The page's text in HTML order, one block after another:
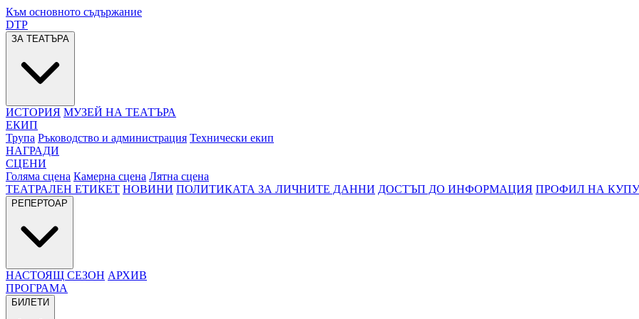
Към основното съдържание
DTP
ЗА ТЕАТЪРА
ИСТОРИЯ МУЗЕЙ НА ТЕАТЪРА
ЕКИП
Трупа Ръководство и администрация Технически екип
НАГРАДИ
СЦЕНИ
Голяма сцена Камерна сцена Лятна сцена
ТЕАТРАЛЕН ЕТИКЕТ НОВИНИ ПОЛИТИКАТА ЗА ЛИЧНИТЕ ДАННИ ДОСТЪП ДО ИНФОРМАЦИЯ ПРОФИЛ НА
РЕПЕРТОАР
НАСТОЯЩ СЕЗОН АРХИВ
ПРОГРАМА
БИЛЕТИ